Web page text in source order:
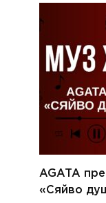
AGATA
«Сяйво